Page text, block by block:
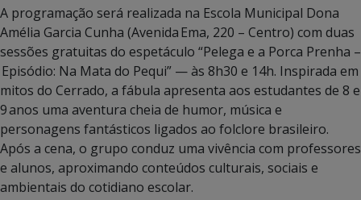
A programação será realizada na Escola Municipal Dona
Amélia Garcia Cunha (Avenida Ema, 220 – Centro) com duas
sessões gratuitas do espetáculo “Pelega e a Porca Prenha –
Episódio: Na Mata do Pequi” — às 8h30 e 14h. Inspirada em
mitos do Cerrado, a fábula apresenta aos estudantes de 8 e
9 anos uma aventura cheia de humor, música e
personagens fantásticos ligados ao folclore brasileiro.
Após a cena, o grupo conduz uma vivência com professores
e alunos, aproximando conteúdos culturais, sociais e
ambientais do cotidiano escolar.